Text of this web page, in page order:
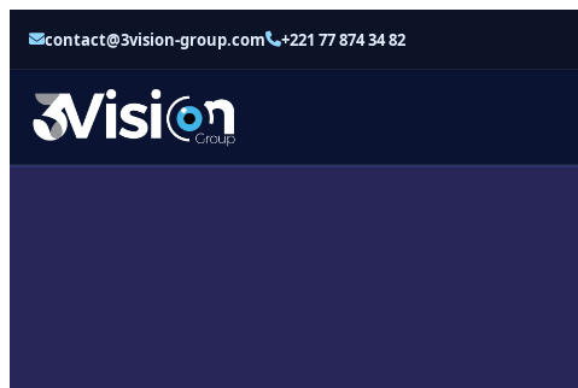
contact@3vision-group.com +221 77 874 34 82